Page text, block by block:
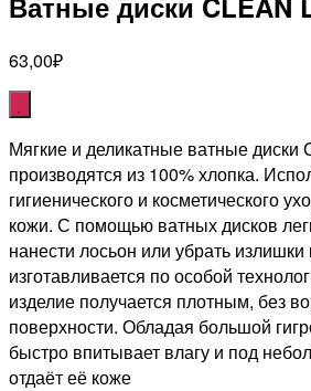
63,00₽
Мягкие и деликатные ватные диски
производятся из 100% хлопка.
гигиенического и косметического
кожи. С помощью ватных дисков
нанести лосьон или убрать
изготавливается по особой
изделие получается плотным, без
поверхности. Обладая большой
быстро впитывает влагу и под
отдаёт её коже